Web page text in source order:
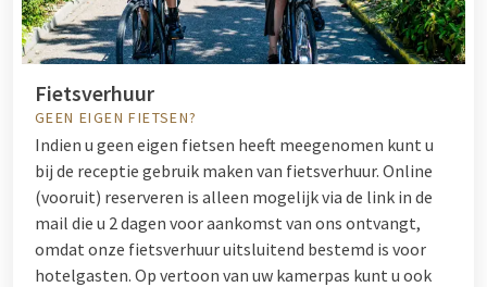
Fietsverhuur
GEEN EIGEN FIETSEN?
Indien u geen eigen fietsen heeft meegenomen kunt u
bij de receptie gebruik maken van fietsverhuur. Online
(vooruit) reserveren is alleen mogelijk via de link in de
mail die u 2 dagen voor aankomst van ons ontvangt,
omdat onze fietsverhuur uitsluitend bestemd is voor
hotelgasten. Op vertoon van uw kamerpas kunt u ook